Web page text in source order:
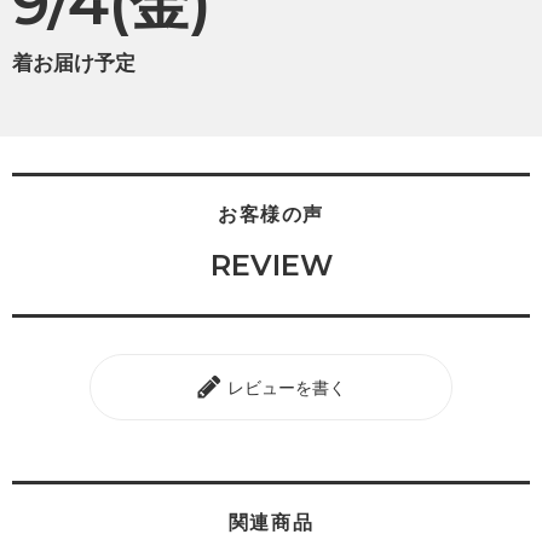
着お届け予定
お客様の声
REVIEW
レビューを書く
関連商品